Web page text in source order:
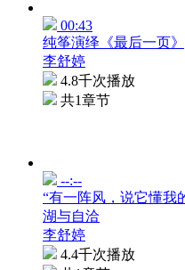
00:43
纯筝演绎《最后一页
李舒婷
4.8千次播放
共1章节
--:--
“有一阵风，说它懂我
湖与自洽
李舒婷
4.4千次播放